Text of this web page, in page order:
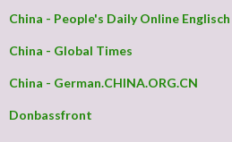
China - People's Daily Online Englisch
China - Global Times
China - German.CHINA.ORG.CN
Donbassfront